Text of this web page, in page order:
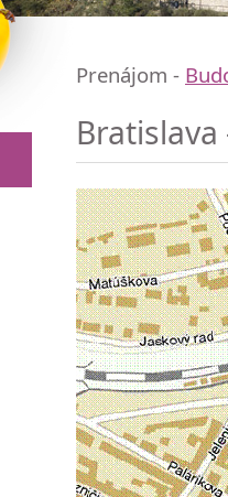
Prenájom -
Bratislava